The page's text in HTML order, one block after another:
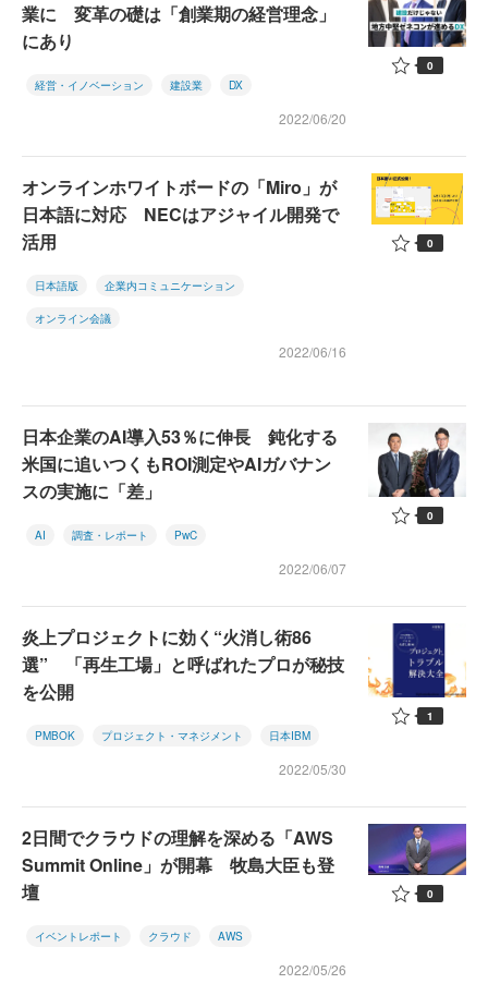
業に 変革の礎は「創業期の経営理念」
にあり
経営・イノベーション 建設業 DX
2022/06/20
0
オンラインホワイトボードの「Miro」が
日本語に対応 NECはアジャイル開発で
活用
日本語版 企業内コミュニケーション
オンライン会議
2022/06/16
0
日本企業のAI導入53％に伸長 鈍化する
米国に追いつくもROI測定やAIガバナン
スの実施に「差」
AI 調査・レポート PwC
2022/06/07
0
炎上プロジェクトに効く“火消し術86
選” 「再生工場」と呼ばれたプロが秘技
を公開
PMBOK プロジェクト・マネジメント 日本IBM
2022/05/30
1
2日間でクラウドの理解を深める「AWS
Summit Online」が開幕 牧島大臣も登
壇
イベントレポート クラウド AWS
2022/05/26
0